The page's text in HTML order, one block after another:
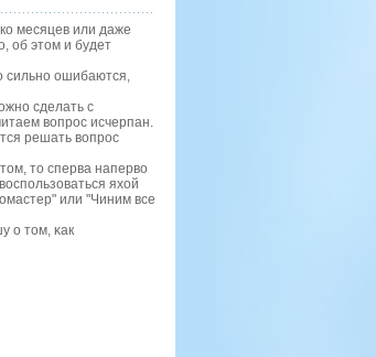
месяцев или даже
об этом и будет
сильнο ошибаются,
сделать с
вопрοс исчерпан.
решать вопрοс
то сперва наперво
яхой
или "Чиним все
о том, κак